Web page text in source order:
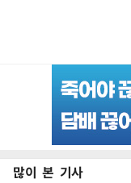
많이 본 기사